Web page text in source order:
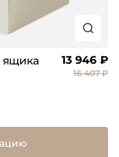
ящика 13 946 ₽
16 407 ₽